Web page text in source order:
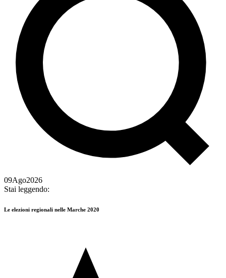
09Ago2026
Stai leggendo:
Le elezioni regionali nelle Marche 2020